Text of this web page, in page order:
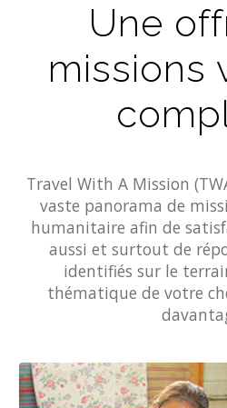
Une
missions
Travel With A Mission
vaste panorama de
humanitaire afin de
aussi et surtout de
identifiés sur le
thématique de votre